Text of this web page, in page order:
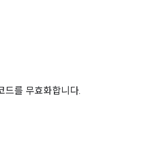
드를 무효화합니다.